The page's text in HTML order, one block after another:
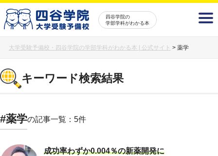
四谷学院の
学部学科がわかる本
大学受験予備校・四谷学院の学部学科がわかる本 | 公式サイト > 薬学
キーワード検索結果
#薬学の記事一覧：5件
成功率わずか0.004％の新薬開発に